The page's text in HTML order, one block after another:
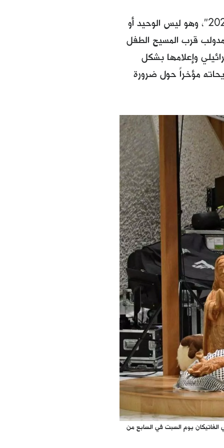
التجهيز هو واحد من سلسلة من مشاهد الميلاد بعنوان "ميلاد بيت لحم 2024″، وهو ليس الوحيد أو
قرب المسيح الطفل
وإعلامها بشكل
مؤخراً حول ضرورة
يوم السبت في السابع من